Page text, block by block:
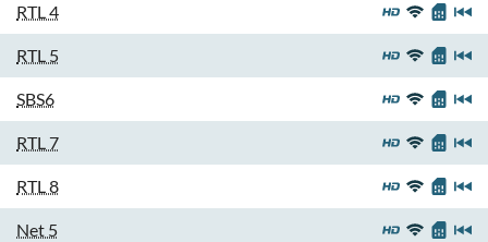
RTL 4
RTL 5
SBS6
RTL 7
RTL 8
Net 5